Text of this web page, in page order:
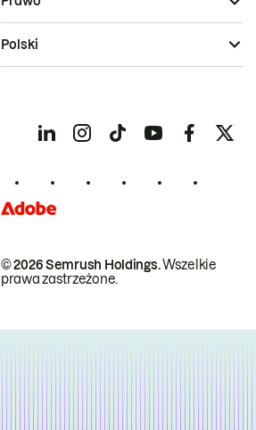
© 2026 Semrush Holdings.Wszelkie
prawa zastrzeżone.
Polski